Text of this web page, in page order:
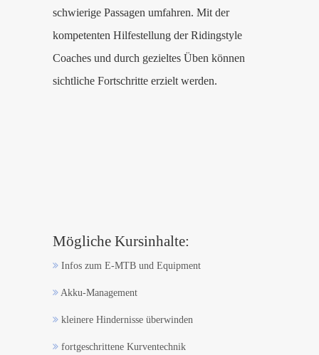
schwierige Passagen umfahren. Mit der
kompetenten Hilfestellung der Ridingstyle
Coaches und durch gezieltes Üben können
sichtliche Fortschritte erzielt werden.
Mögliche Kursinhalte:
Infos zum E-MTB und Equipment
Akku-Management
kleinere Hindernisse überwinden
fortgeschrittene Kurventechnik